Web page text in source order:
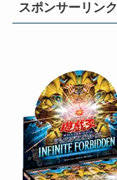
スポンサーリンク